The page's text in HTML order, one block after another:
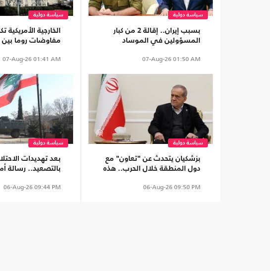
سياسة دولية
بسبب إيران.. إقالة 2 من كبار
المسؤولين في الموساد
07-Aug-26 01:50 AM
سياسة دولية
الخارجية
مفاوضات روما بين
07-Aug-26 01:41 AM
سياسة دولية
بزشكيان يتحدث عن "تعاون" مع
دول المنطقة خلال الحرب.. هذه
06-Aug-26 09:50 PM
سياسة دولية
بعد تهديدات
بالتصعيد.. رسالة
06-Aug-26 09:44 PM